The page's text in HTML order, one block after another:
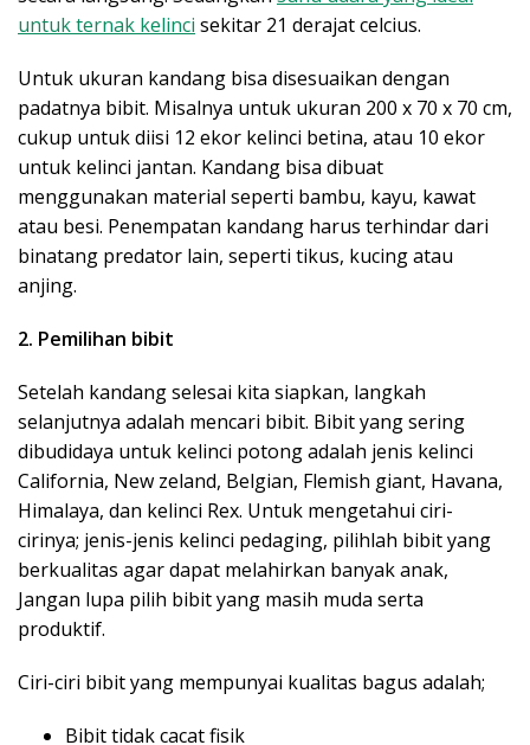
untuk ternak kelinci sekitar 21 derajat celcius.
Untuk ukuran kandang bisa disesuaikan dengan
padatnya bibit. Misalnya untuk ukuran 200 x 70 x 70 cm,
cukup untuk diisi 12 ekor kelinci betina, atau 10 ekor
untuk kelinci jantan. Kandang bisa dibuat
menggunakan material seperti bambu, kayu, kawat
atau besi. Penempatan kandang harus terhindar dari
binatang predator lain, seperti tikus, kucing atau
anjing.
2. Pemilihan bibit
Setelah kandang selesai kita siapkan, langkah
selanjutnya adalah mencari bibit. Bibit yang sering
dibudidaya untuk kelinci potong adalah jenis kelinci
California, New zeland, Belgian, Flemish giant, Havana,
Himalaya, dan kelinci Rex. Untuk mengetahui ciri-
cirinya; jenis-jenis kelinci pedaging, pilihlah bibit yang
berkualitas agar dapat melahirkan banyak anak,
Jangan lupa pilih bibit yang masih muda serta
produktif.
Ciri-ciri bibit yang mempunyai kualitas bagus adalah;
Bibit tidak cacat fisik